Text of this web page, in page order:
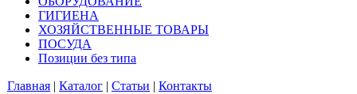
ГИГИЕНА
ХОЗЯЙСТВЕННЫЕ ТОВАРЫ
ПОСУДА
Позиции без типа
Главная | Каталог | Статьи | Контакты